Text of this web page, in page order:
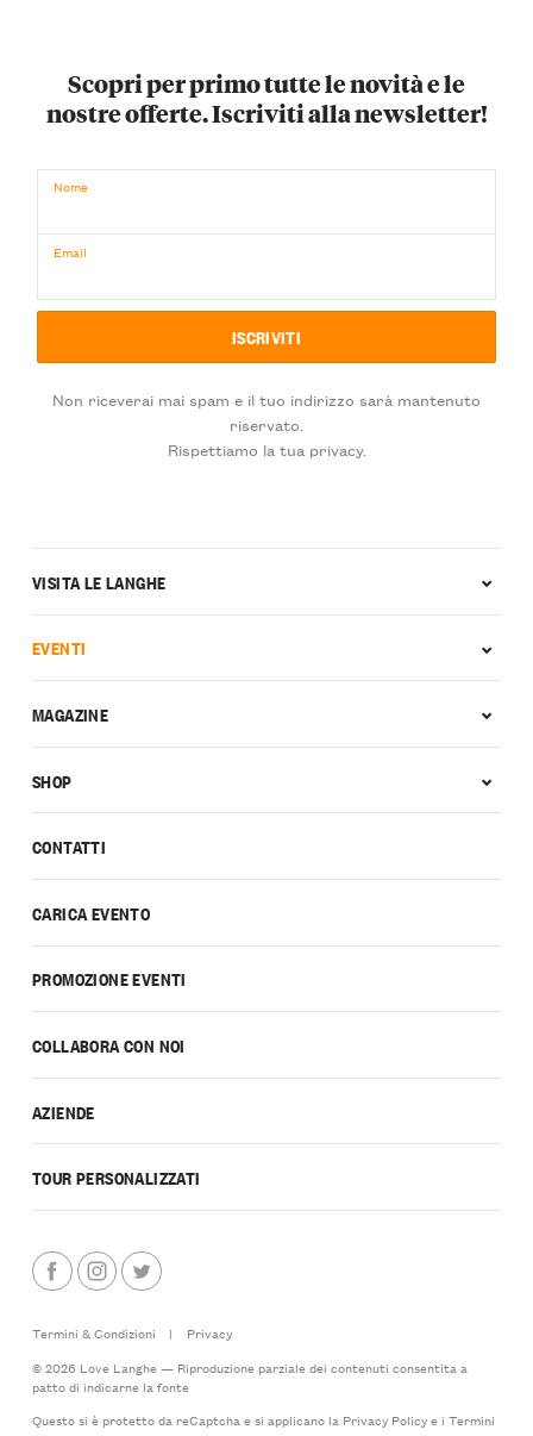
Scopri per primo tutte le novità e le
nostre offerte. Iscriviti alla newsletter!
Nome
Email
Non riceverai mai spam e il tuo indirizzo sarà mantenuto
riservato.
Rispettiamo la tua privacy.
CONTATTI
CARICA EVENTO
PROMOZIONE EVENTI
COLLABORA CON NOI
AZIENDE
TOUR PERSONALIZZATI
VISITA LE LANGHE
EVENTI
MAGAZINE
SHOP
Termini & Condizioni |
Privacy
© 2026 Love Langhe — Riproduzione parziale dei contenuti consentita a
patto di indicarne la fonte
Questo si è protetto da reCaptcha e si applicano la Privacy Policye i Termini